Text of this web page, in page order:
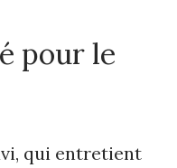
pour le
qui entretient